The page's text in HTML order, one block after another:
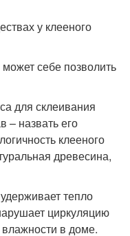
у клееного
себе позволить
для склеивания
– назвать его
клееного
древесина,
тепло
циркуляцию
влажности в доме.